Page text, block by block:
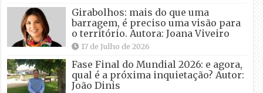
Girabolhos: mais do que uma
barragem, é preciso uma visão para
o território. Autora: Joana Viveiro
17 de Julho de 2026
Fase Final do Mundial 2026: e agora,
qual é a próxima inquietação? Autor:
João Dinis